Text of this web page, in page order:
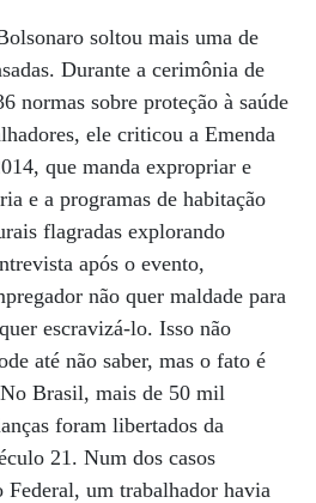
soltou mais uma de
Durante a cerimônia de
normas sobre proteção à saúde
ele criticou a Emenda
que manda expropriar e
e a programas de habitação
flagradas explorando
após o evento,
não quer maldade para
escravizá-lo. Isso não
até não saber, mas o fato é
Brasil, mais de 50 mil
foram libertados da
21. Num dos casos
um trabalhador havia